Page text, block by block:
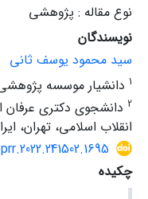
نوع مقاله : پژوهشی
نویسندگان
سید محمود یوسف ثانی
1 دانشیار موسسه
2 دانشجوی دکتری عرفان
انقلاب اسلامی، تهران،
چکیده